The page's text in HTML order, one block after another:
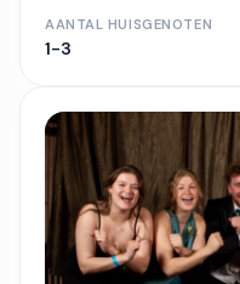
AANTAL HUISGENOTEN
1-3